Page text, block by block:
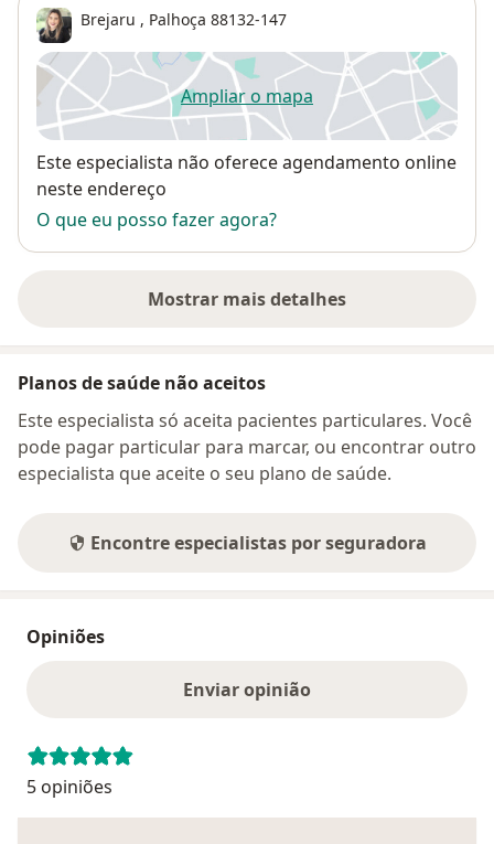
Brejaru , Palhoça 88132-147
Ampliar o mapaabre num novo separador
Disponibilidade
Este especialista não oferece agendamento online
neste endereço
O que eu posso fazer agora?
Mostrar mais detalhes
sobre o endereço
Planos de saúde não aceitos
Este especialista só aceita pacientes particulares. Você
pode pagar particular para marcar, ou encontrar outro
especialista que aceite o seu plano de saúde.
Encontre especialistas por seguradora
Opiniões
Enviar opinião
5 opiniões